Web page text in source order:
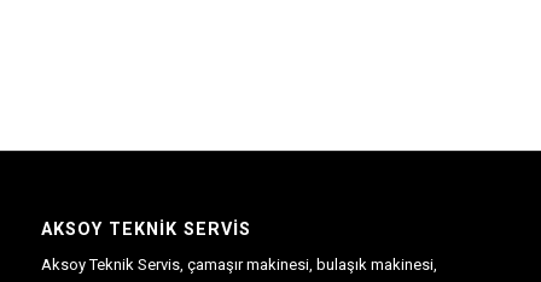
AKSOY TEKNIK SERVIS
Aksoy Teknik Servis, çamaşır makinesi, bulaşık makinesi,